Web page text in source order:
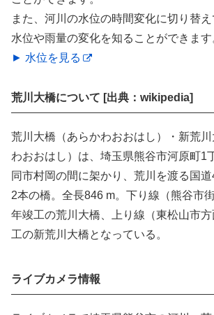
また、河川の水位の時間変化に切り替
水位や雨量の変化を知ることができます
► 水位を見る
荒川大橋について [出典：wikipedia]
荒川大橋（あらかわおおはし）・新荒
わおおはし）は、埼玉県熊谷市河原町1
同市村岡の間に架かり、荒川を渡る国
2本の橋。全長846 m。下り線（熊谷市
年竣工の荒川大橋、上り線（東松山市
工の新荒川大橋となっている。
ライブカメラ情報